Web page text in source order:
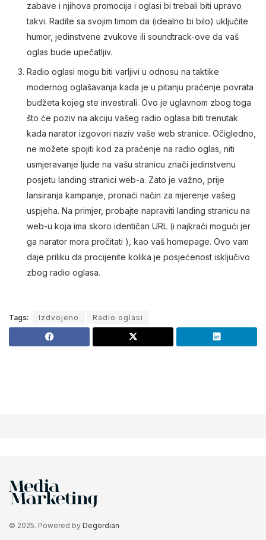
zabave i njihova promocija i oglasi bi trebali biti upravo
takvi. Radite sa svojim timom da (idealno bi bilo) uključite
humor, jedinstvene zvukove ili soundtrack-ove da vaš
oglas bude upečatljiv.
Radio oglasi mogu biti varljivi u odnosu na taktike
modernog oglašavanja kada je u pitanju praćenje povrata
budžeta kojeg ste investirali. Ovo je uglavnom zbog toga
što će poziv na akciju vašeg radio oglasa biti trenutak
kada narator izgovori naziv vaše web stranice. Očigledno,
ne možete spojiti kod za praćenje na radio oglas, niti
usmjeravanje ljude na vašu stranicu znači jedinstvenu
posjetu landing stranici web-a. Zato je važno, prije
lansiranja kampanje, pronaći način za mjerenje vašeg
uspjeha. Na primjer, probajte napraviti landing stranicu na
web-u koja ima skoro identičan URL (i najkraći mogući jer
ga narator mora pročitati ), kao vaš homepage. Ovo vam
daje priliku da procijenite kolika je posjećenost isključivo
zbog radio oglasa.
Tags: Izdvojeno Radio oglasi
© 2025. Powered by Degordian